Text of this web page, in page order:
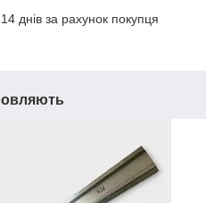
днів за рахунок покупця